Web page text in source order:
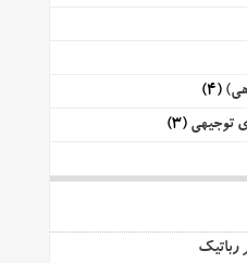
(4)
توجیهی (3)
رباتیک